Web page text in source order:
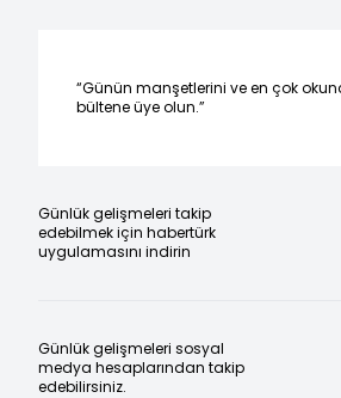
“Günün manşetlerini ve en çok
bültene üye olun.”
Günlük gelişmeleri takip
edebilmek için habertürk
uygulamasını indirin
Günlük gelişmeleri sosyal
medya hesaplarından takip
edebilirsiniz.